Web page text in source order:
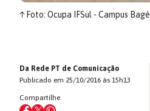
↑Foto: Ocupa IFSul - Campus Bagé
Da Rede PT de Comunicação
Publicado em 25/10/2016 às 15h13
Compartilhe